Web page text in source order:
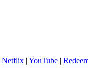
Netflix| YouTube|